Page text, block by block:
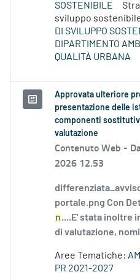
SOSTENIBILE
sviluppo
DI SVILUPPO
DIPARTIMENTO
QUALITÀ URBANA
Approvata ulteriore
presentazione delle
componenti
valutazione
Contenuto Web -
2026 12.53
portale.png Con
n....E' stata inoltre
di valutazione,
Aree Tematiche:
PR 2021-2027